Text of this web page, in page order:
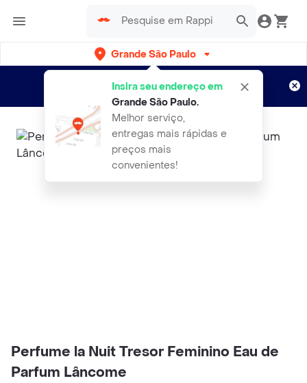
Grande São Paulo
Insira seu endereço em
Grande São Paulo.
Melhor serviço,
entregas mais rápidas e
preços mais
convenientes!
Entregas grátis por 15 dias!
Aplicam T&C
Perfume la Nuit Tresor Feminino Eau de
Parfum Lâncome